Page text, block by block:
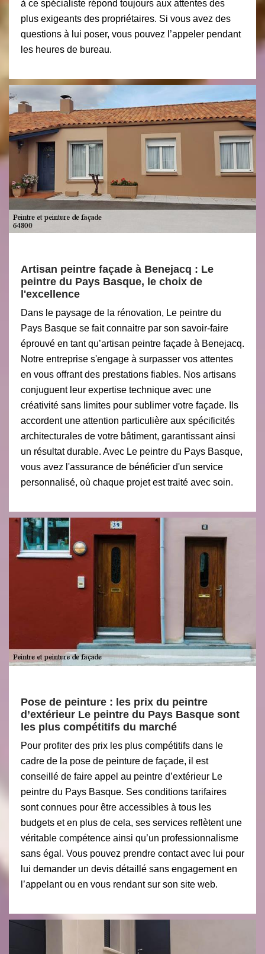
à ce spécialiste répond toujours aux attentes des
plus exigeants des propriétaires. Si vous avez des
questions à lui poser, vous pouvez l’appeler pendant
les heures de bureau.
Artisan peintre façade à Benejacq : Le
peintre du Pays Basque, le choix de
l'excellence
Dans le paysage de la rénovation, Le peintre du
Pays Basque se fait connaitre par son savoir-faire
éprouvé en tant qu’artisan peintre façade à Benejacq.
Notre entreprise s'engage à surpasser vos attentes
en vous offrant des prestations fiables. Nos artisans
conjuguent leur expertise technique avec une
créativité sans limites pour sublimer votre façade. Ils
accordent une attention particulière aux spécificités
architecturales de votre bâtiment, garantissant ainsi
un résultat durable. Avec Le peintre du Pays Basque,
vous avez l'assurance de bénéficier d'un service
personnalisé, où chaque projet est traité avec soin.
Pose de peinture : les prix du peintre
d’extérieur Le peintre du Pays Basque sont
les plus compétitifs du marché
Pour profiter des prix les plus compétitifs dans le
cadre de la pose de peinture de façade, il est
conseillé de faire appel au peintre d’extérieur Le
peintre du Pays Basque. Ses conditions tarifaires
sont connues pour être accessibles à tous les
budgets et en plus de cela, ses services reflètent une
véritable compétence ainsi qu’un professionnalisme
sans égal. Vous pouvez prendre contact avec lui pour
lui demander un devis détaillé sans engagement en
l’appelant ou en vous rendant sur son site web.